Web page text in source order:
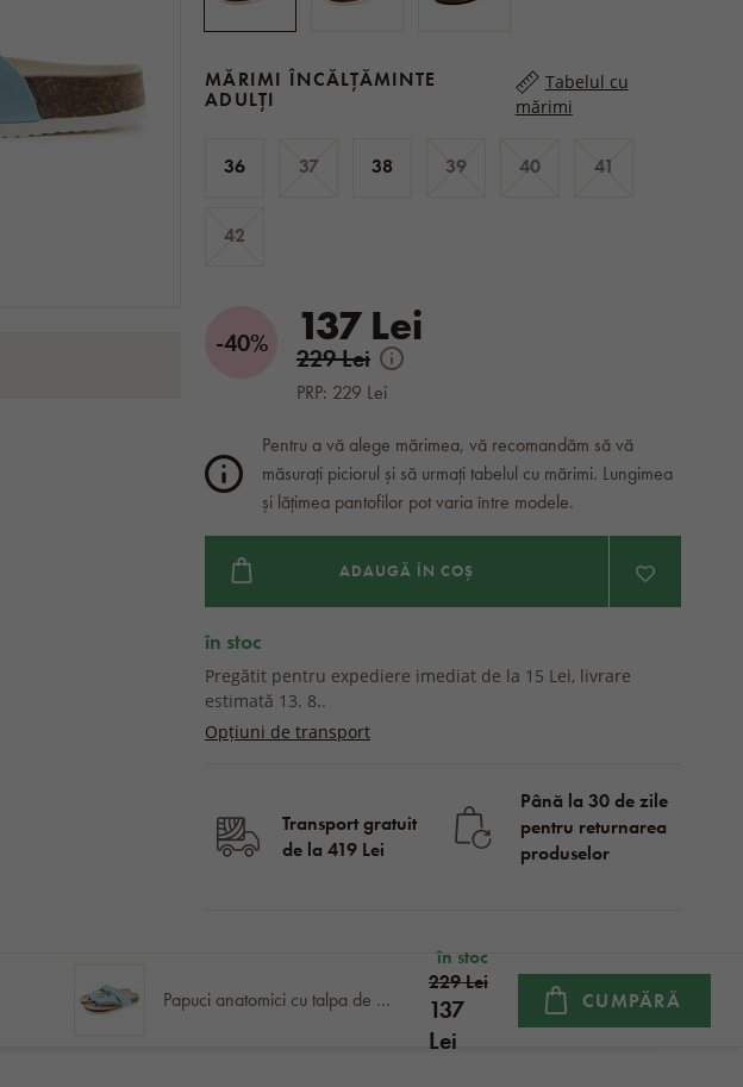
MĂRIMI ÎNCĂLȚĂMINTE
ADULȚI
Tabelul cu
mărimi
36 37 38 39 40 41
42
-40% 137 Lei
229 Lei
PRP: 229 Lei
Pentru a vă alege mărimea, vă recomandăm să vă
măsurați piciorul și să urmați tabelul cu mărimi. Lungimea
și lățimea pantofilor pot varia între modele.
ADAUGĂ ÎN COȘ
în stoc
Pregătit pentru expediere imediat de la 15 Lei, livrare
estimată 13. 8..
Opțiuni de transport
Transport gratuit
de la 419 Lei
Până la 30 de zile
pentru returnarea
produselor
Papuci anatomici cu talpa de plută de damă Vanda albastru
în stoc
137
Lei
229 Lei
CUMPĂRĂ